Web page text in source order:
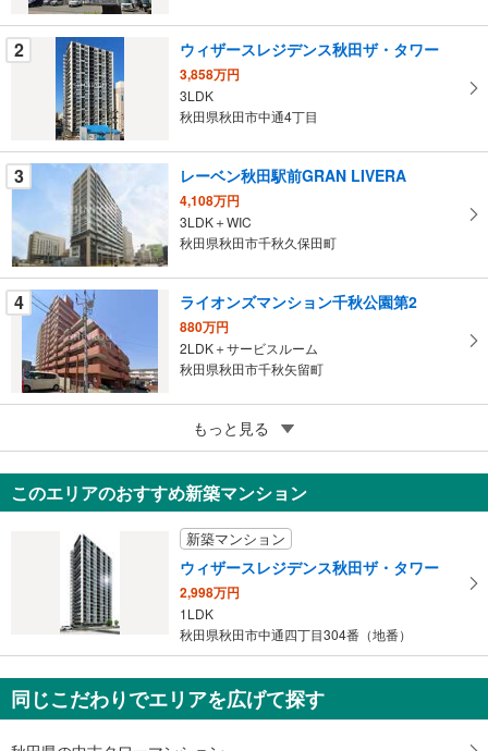
条
件
ペ
ー
に
存
す
る
2 ウィザースレジデンス秋田ザ・タワー
3,858万円
3LDK
秋田県秋田市中通4丁目
3 レーベン秋田駅前GRAN LIVERA
4,108万円
3LDK＋WIC
秋田県秋田市千秋久保田町
4 ライオンズマンション千秋公園第2
880万円
2LDK＋サービスルーム
秋田県秋田市千秋矢留町
クロッセ秋田
4,280万円
2LDK＋マルチストックルーム
秋田県秋田市中通2丁目
もっと見る
このエリアのおすすめ新築マンション
新築マンション
ウィザースレジデンス秋田ザ・タワー
2,998万円
1LDK
秋田県秋田市中通四丁目304番（地番）
同じこだわりでエリアを広げて探す